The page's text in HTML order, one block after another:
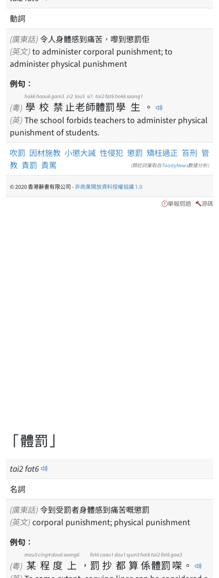
動詞
(廣東話) 令人身體感到痛苦，嚟到懲罰佢
(英文)
administer physical punishment
例句：
(粵) 學
hok6
校
haau6
禁
gam3
止
zi2
老
lou5
師
si1
體
tai2
罰
fat6
學
hok6
生
saang1
。
(英) The school forbids teachers to administer physical
punishment of students.
吹罰 因材施教 小懲大誡 性侵犯 懲罰 矯枉過正 笞刑 管
教 責罰 責罵 (類近詞彙取自ToastyNews數據分析)
© 2020 香港辭書有限公司 -非商業開放資料授權協議 1.0
舉報問題 源碼
「體罰」
tai2fat6
名詞
(廣東話) 令到受罰者身體感到痛苦嘅懲罰
(英文) corporal punishment; physical punishment
例句：
(粵) 某
mau5
程
cing4
度
dou6
上
soeng6
， 罰
fat6
抄
caau1
都
dou1
算
syun3
係
hai6
體
tai2
罰
fat6
㗎
gaa3
。